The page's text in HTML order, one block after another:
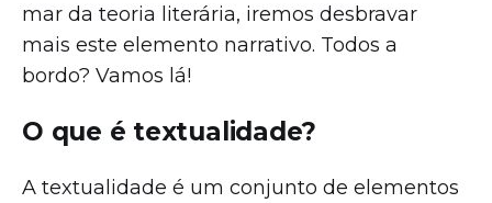
mar da teoria literária, iremos desbravar
mais este elemento narrativo. Todos a
bordo? Vamos lá!
O que é textualidade?
A textualidade é um conjunto de elementos